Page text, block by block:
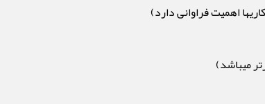
اهمیت فراوانی دارد)
میباشد)